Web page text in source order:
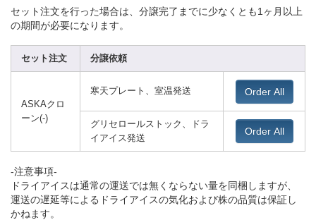
セット注文を行った場合は、分譲完了までに少なくとも1ヶ月以上
の期間が必要になります。
セット注文 分譲依頼
ASKAクロ
ーン(-)
寒天プレート、室温発送 Order All
グリセロールストック、ドラ
イアイス発送
Order All
-注意事項-
ドライアイスは通常の運送では無くならない量を同梱しますが、
運送の遅延等によるドライアイスの気化および株の品質は保証し
かねます。